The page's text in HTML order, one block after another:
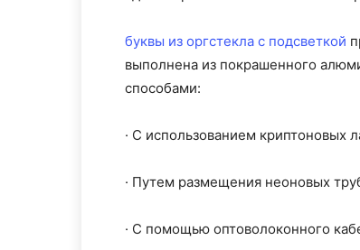
буквы из оргстекла с подсветкой
выполнена из покрашенного
способами:
· С использованием криптоновых
· Путем размещения неоновых
· С помощью оптоволоконного